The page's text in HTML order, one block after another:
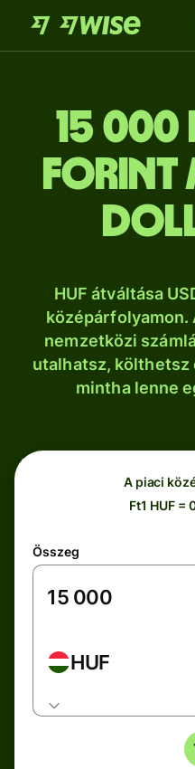
15
forint
HUF átváltása
középárfolyamon.
nemzetközi
utalhatsz, költhetsz
mintha lenne
A piaci
Ft1 HUF =
Összeg
HUF